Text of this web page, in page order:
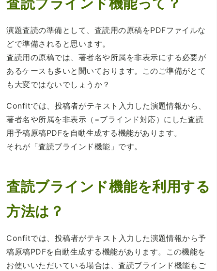
演題査読の準備として、査読用の原稿をPDFファイルな
どで準備されると思います。
査読用の原稿では、著者名や所属を非表示にする必要が
あるケースも多いと聞いております。このご準備がとて
も大変ではないでしょうか？
Confitでは、投稿者がテキスト入力した演題情報から、
著者名や所属を非表示（=ブラインド対応）にした査読
用予稿原稿PDFを自動生成する機能があります。
それが「査読ブラインド機能」です。
査読ブラインド機能を利用する
方法は？
Confitでは、投稿者がテキスト入力した演題情報から予
稿原稿PDFを自動生成する機能があります。この機能を
お使いいただいている場合は、査読ブラインド機能もご